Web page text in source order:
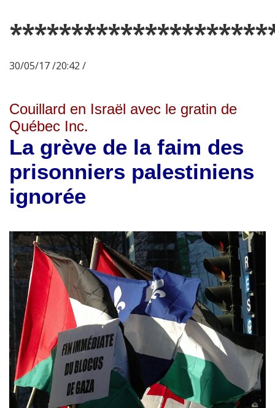
30/05/17 /20:42 /
Couillard en Israël avec le gratin de
Québec Inc.
La grève de la faim des
prisonniers palestiniens
ignorée